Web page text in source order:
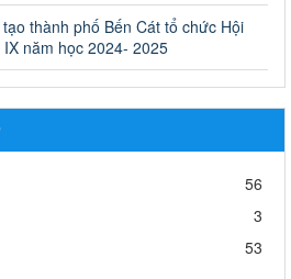
vụ giáo dục tiểu học năm học
vụ giáo dục tiểu học năm học 2024-
học sinh năm 2024
cây xanh trong ngành Giáo dục
thành phố Bến Cát tổ chức Hội
năm học 2024- 2025
56
3
53